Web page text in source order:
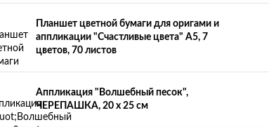
Планшет цветной бумаги для оригами и
аппликации "Счастливые цвета" А5, 7
цветов, 70 листов
Аппликация "Волшебный песок",
ЧЕРЕПАШКА, 20 х 25 см